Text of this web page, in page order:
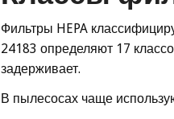
Фильтры HEPA
24183 определяют 17
задерживает.
В пылесосах чаще